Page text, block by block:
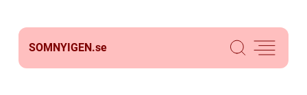
SOMNYIGEN.se